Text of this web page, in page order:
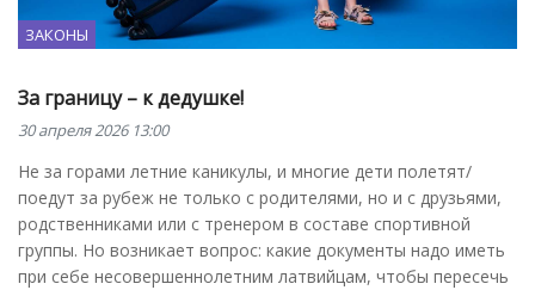
ЗАКОНЫ
За границу – к дедушке!
30 апреля 2026 13:00
Не за горами летние каникулы, и многие дети полетят/
поедут за рубеж не только с родителями, но и с друзьями,
родственниками или с тренером в составе спортивной
группы. Но возникает вопрос: какие документы надо иметь
при себе несовершеннолетним латвийцам, чтобы пересечь